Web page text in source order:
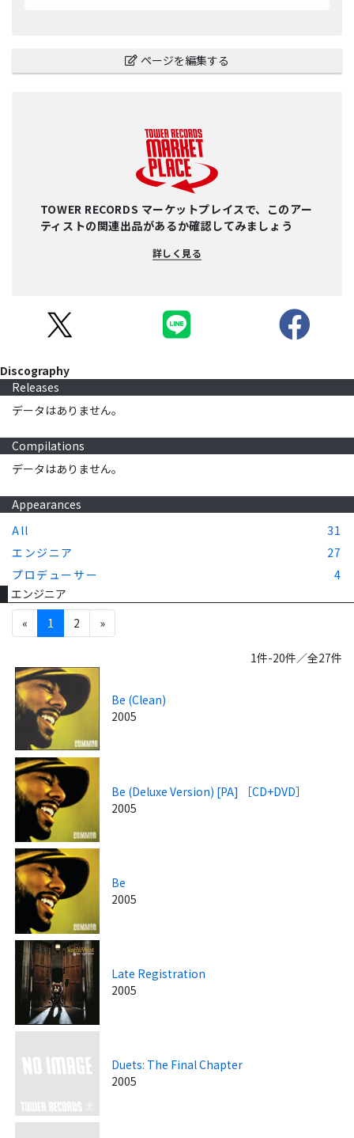
ページを編集する
TOWER RECORDS マーケットプレイスで、このアー
ティストの関連出品があるか確認してみましょう
詳しく見る
Discography
Releases
データはありません。
Compilations
データはありません。
Appearances
All
31
エンジニア
27
プロデューサー
4
エンジニア
«
1 2 »
1件-20件／全27件
Be (Clean)
2005
Be (Deluxe Version) [PA] ［CD+DVD］
2005
Be
2005
Late Registration
2005
Duets: The Final Chapter
2005